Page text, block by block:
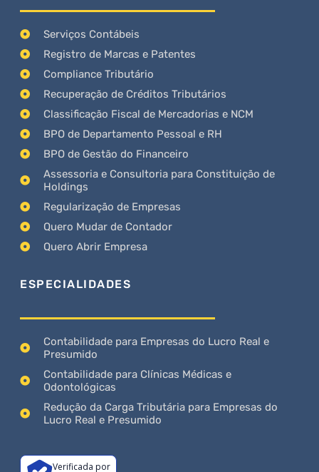
Serviços Contábeis
Registro de Marcas e Patentes
Compliance Tributário
Recuperação de Créditos Tributários
Classificação Fiscal de Mercadorias e NCM
BPO de Departamento Pessoal e RH
BPO de Gestão do Financeiro
Assessoria e Consultoria para Constituição de
Holdings
Regularização de Empresas
Quero Mudar de Contador
Quero Abrir Empresa
ESPECIALIDADES
Contabilidade para Empresas do Lucro Real e
Presumido
Contabilidade para Clínicas Médicas e
Odontológicas
Redução da Carga Tributária para Empresas do
Lucro Real e Presumido
Verificada por